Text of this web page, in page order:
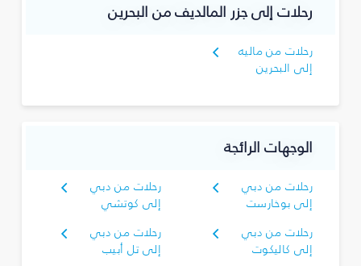
رحلات إلى جزر المالديف من البحرين
رحلات من ماليه
إلى البحرين
الوجهات الرائجة
رحلات من دبي
إلى بوخارست
رحلات من دبي
إلى كوتشي
رحلات من دبي
إلى كاليكوت
رحلات من دبي
إلى تل أبيب